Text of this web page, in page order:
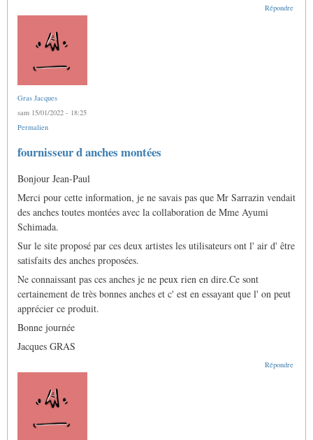
Répondre
Gras Jacques
sam 15/01/2022 - 18:25
Permalien
En
réponse
fournisseur
anches
montées
jean
paul
Blan…
(non
fournisseur d anches montées
Bonjour Jean-Paul
Merci pour cette information, je ne savais pas que Mr Sarrazin vendait
des anches toutes montées avec la collaboration de Mme Ayumi
Schimada.
Sur le site proposé par ces deux artistes les utilisateurs ont l' air d' être
satisfaits des anches proposées.
Ne connaissant pas ces anches je ne peux rien en dire.Ce sont
certainement de très bonnes anches et c' est en essayant que l' on peut
apprécier ce produit.
Bonne journée
Jacques GRAS
Répondre